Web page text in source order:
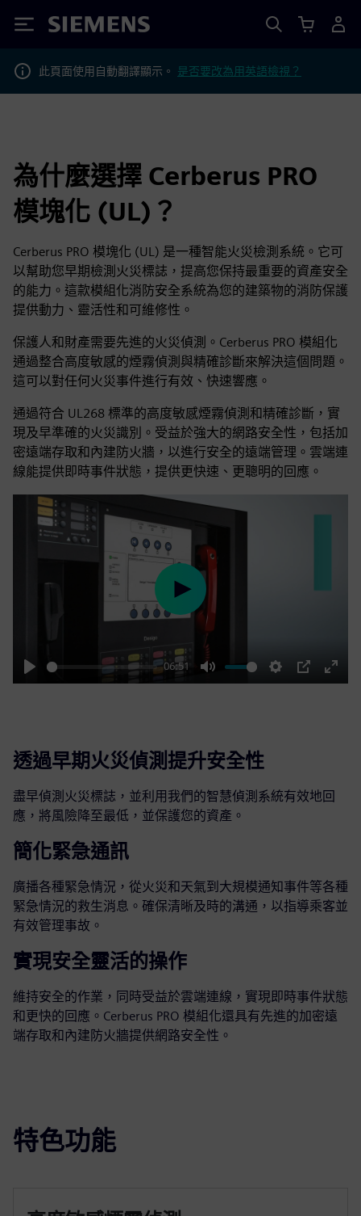
Siemens
此頁面使用自動翻譯顯示。 是否要改為用英語檢視？
為什麼選擇 Cerberus PRO
模塊化 (UL)？
Cerberus PRO 模塊化 (UL) 是一種智能火災檢測系統。它可
以幫助您早期檢測火災標誌，提高您保持最重要的資產安全
的能力。這款模組化消防安全系統為您的建築物的消防保護
提供動力、靈活性和可維修性。
保護人和財產需要先進的火災偵測。Cerberus PRO 模組化
通過整合高度敏感的煙霧偵測與精確診斷來解決這個問題。
這可以對任何火災事件進行有效、快速響應。
通過符合 UL268 標準的高度敏感煙霧偵測和精確診斷，實
現及早準確的火災識別。受益於強大的網路安全性，包括加
密遠端存取和內建防火牆，以進行安全的遠端管理。雲端連
線能提供即時事件狀態，提供更快速、更聰明的回應。
Play
06:51
Mute Settings
PIP
Enter
Play
透過早期火災偵測提升安全性
盡早偵測火災標誌，並利用我們的智慧偵測系統有效地回
應，將風險降至最低，並保護您的資產。
簡化緊急通訊
廣播各種緊急情況，從火災和天氣到大規模通知事件等各種
緊急情況的救生消息。確保清晰及時的溝通，以指導乘客並
有效管理事故。
實現安全靈活的操作
維持安全的作業，同時受益於雲端連線，實現即時事件狀態
和更快的回應。Cerberus PRO 模組化還具有先進的加密遠
端存取和內建防火牆提供網路安全性。
特色功能